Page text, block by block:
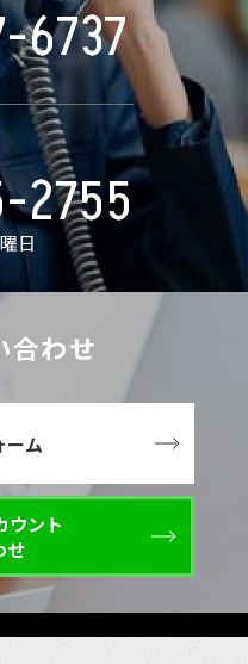
6737
2755
日
合わせ
ーム
ウント
せ